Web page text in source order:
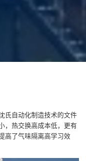
氏自动化制造技术的文件
，热交换高成本低，更有
高了气味隔离高学习效